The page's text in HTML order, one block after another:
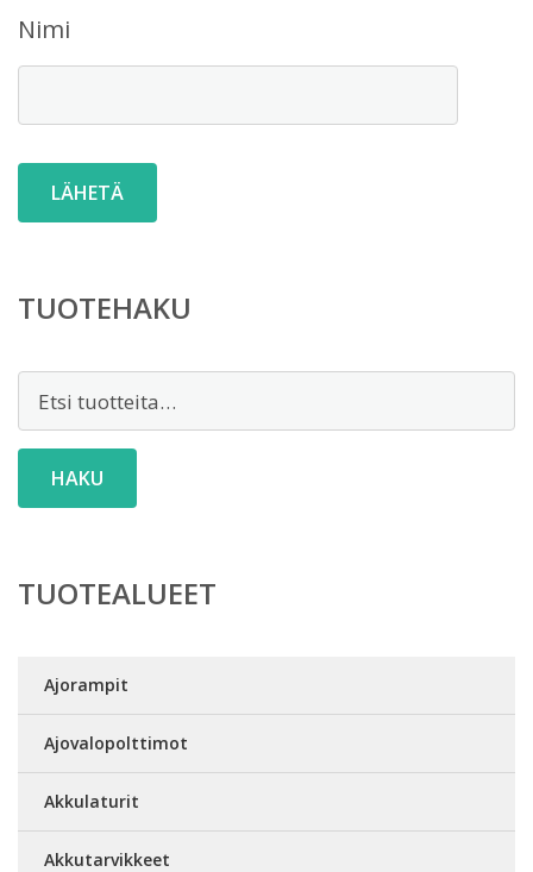
Nimi
TUOTEHAKU
HAKU
TUOTEALUEET
Ajorampit
Ajovalopolttimot
Akkulaturit
Akkutarvikkeet